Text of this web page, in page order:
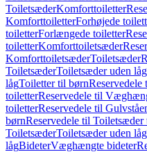
ToiletsæderKomforttoiletter
KomforttoiletterForhøjede
toiletterForlængede toiletter
toiletterKomforttoiletsæder
KomforttoiletsæderToiletsæder
ToiletsæderToiletsæder uden låg
lågToiletter til børn
toiletterReservedele til
toiletterReservedele til
børnReservedele til Toiletsæder
ToiletsæderToiletsæder uden låg
lågBideterVæghængte bideter